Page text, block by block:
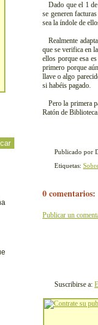
Dado que el 1 de
se generen
sea la índole de
Realmente
que se verifica en
ellos porque esa
primero porque
llave o algo
si habéis pagado.
Pero la primera
Ratón de
Publicado por
Etiquetas:
0 comentarios:
Publicar un
Suscribirse a: